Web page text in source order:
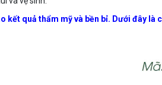
kết quả thẩm mỹ và bền bỉ. Dưới đây là